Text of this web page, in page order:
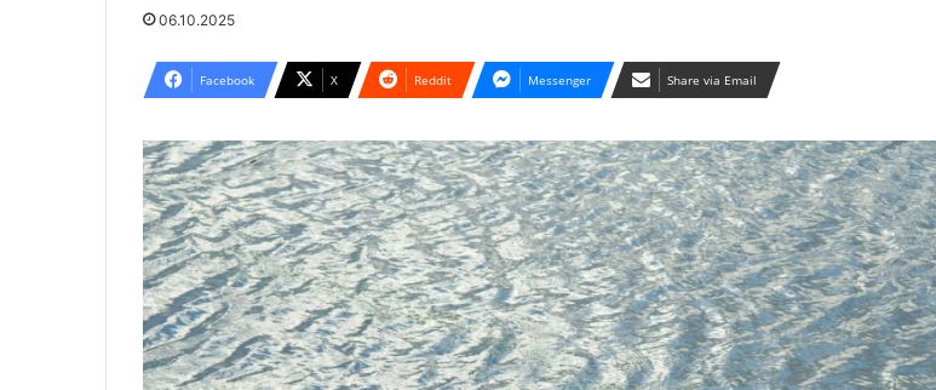
06.10.2025
Facebook X Reddit Messenger Share via Email